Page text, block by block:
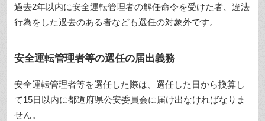
過去2年以内に安全運転管理者の解任命令を受けた者、違法
行為をした過去のある者なども選任の対象外です。
安全運転管理者等の選任の届出義務
安全運転管理者等を選任した際は、選任した日から換算し
て15日以内に都道府県公安委員会に届け出なければなりま
せん。